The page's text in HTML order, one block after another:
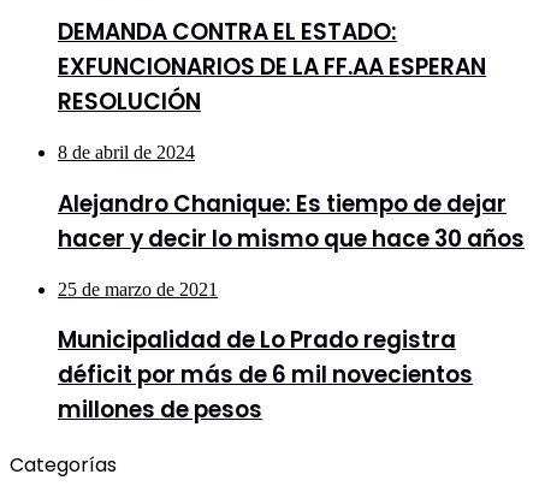
DEMANDA CONTRA EL ESTADO:
EXFUNCIONARIOS DE LA FF.AA ESPERAN
RESOLUCIÓN
8 de abril de 2024
Alejandro Chanique: Es tiempo de dejar
hacer y decir lo mismo que hace 30 años
25 de marzo de 2021
Municipalidad de Lo Prado registra
déficit por más de 6 mil novecientos
millones de pesos
Categorías